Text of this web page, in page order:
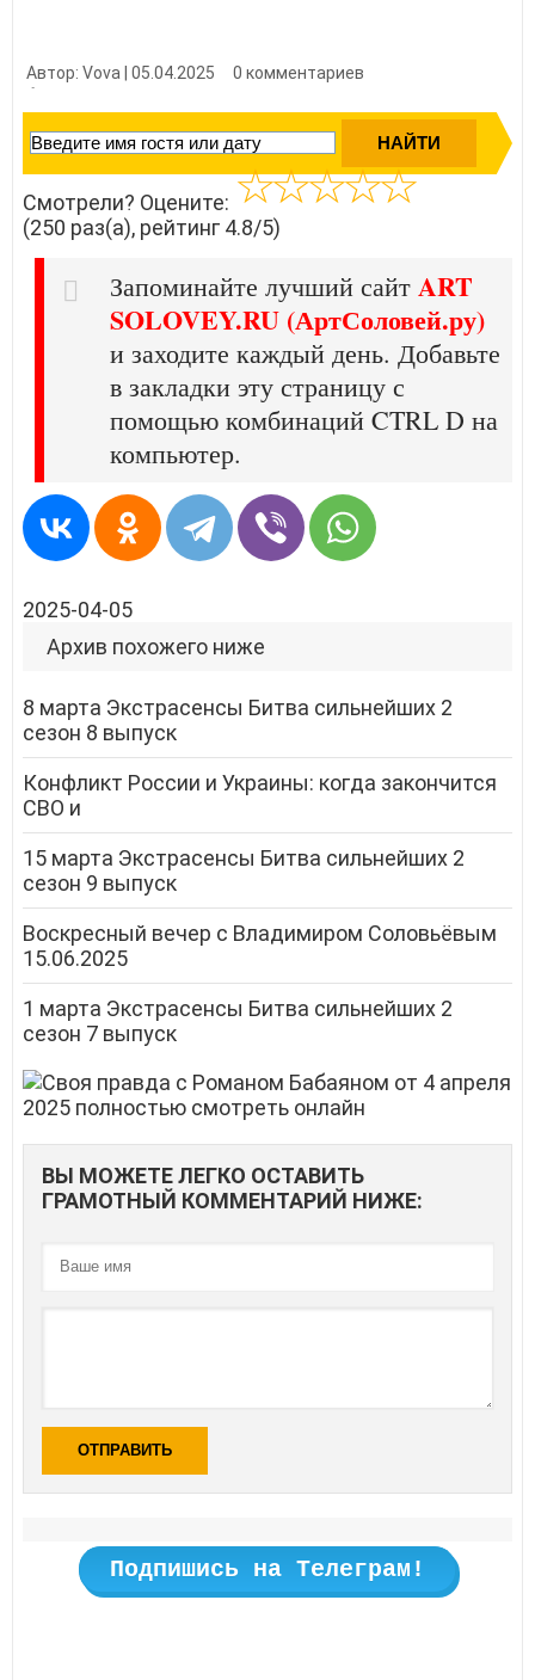
Автор: Vova | 05.04.2025
0 комментариев
Смотрели? Оцените:
(250 раз(а), рейтинг 4.8/5)
Запоминайте лучший сайт ART
SOLOVEY.RU (АртСоловей.ру)
и заходите каждый день. Добавьте
в закладки эту страницу с
помощью комбинаций CTRL D на
компьютер.
2025-04-05
Архив похожего ниже
8 марта Экстрасенсы Битва сильнейших 2
сезон 8 выпуск
Конфликт России и Украины: когда закончится
СВО и
15 марта Экстрасенсы Битва сильнейших 2
сезон 9 выпуск
Воскресный вечер с Владимиром Соловьёвым
15.06.2025
1 марта Экстрасенсы Битва сильнейших 2
сезон 7 выпуск
ВЫ МОЖЕТЕ ЛЕГКО ОСТАВИТЬ
ГРАМОТНЫЙ КОММЕНТАРИЙ НИЖЕ:
ОТПРАВИТЬ
Подпишись на Телеграм!